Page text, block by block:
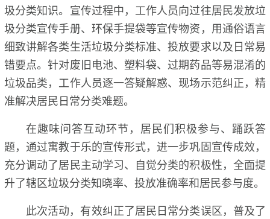
圾分类知识。宣传过程中，工作人员向过往居民发放垃
圾分类宣传手册、环保手提袋等宣传物资，用通俗语言
细致讲解各类生活垃圾分类标准、投放要求以及日常易
错要点。针对废旧电池、塑料袋、过期药品等易混淆的
垃圾品类，工作人员逐一答疑解惑、现场示范纠正，精
准解决居民日常分类难题。
在趣味问答互动环节，居民们积极参与、踊跃答
题，通过寓教于乐的宣传形式，进一步巩固宣传成效，
充分调动了居民主动学习、自觉分类的积极性，全面提
升了辖区垃圾分类知晓率、投放准确率和居民参与度。
此次活动，有效纠正了居民日常分类误区，普及了